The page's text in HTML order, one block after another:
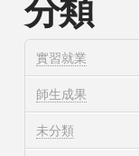
分類
實習就業
師生成果
未分類